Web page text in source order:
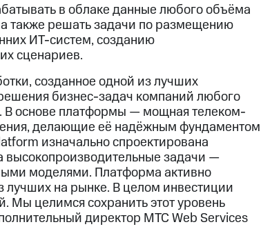
в облаке данные любого объёма
также решать задачи по размещению
ИТ-систем, созданию
сценариев.
созданное одной из лучших
бизнес-задач компаний любого
В основе платформы — мощная телеком-
делающие её надёжным фундаментом
изначально спроектирована
задачи —
моделями. Платформа активно
лучших на рынке. В целом инвестиции
Мы целимся сохранить этот уровень
директор МТС Web Services